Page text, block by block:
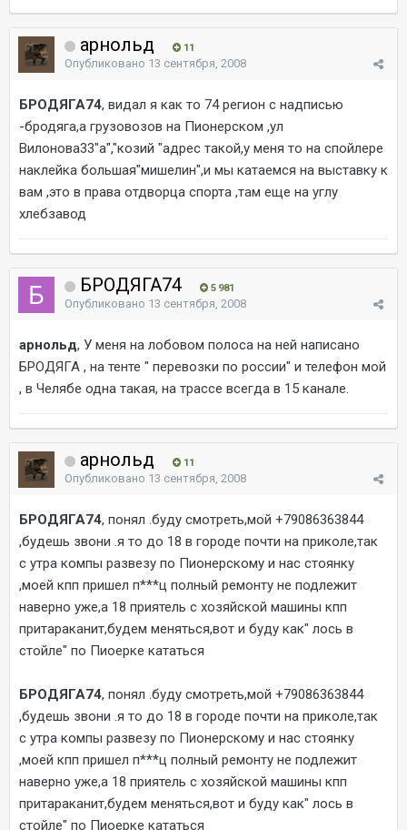
арнольд 11
Опубликовано 13 сентября, 2008
БРОДЯГА74, видал я как то 74 регион с надписью
-бродяга,а грузовозов на Пионерском ,ул
Вилонова33"а","козий "адрес такой,у меня то на спойлере
наклейка большая"мишелин",и мы катаемся на выставку к
вам ,это в права отдворца спорта ,там еще на углу
хлебзавод
БРОДЯГА74 5 981
Опубликовано 13 сентября, 2008
арнольд, У меня на лобовом полоса на ней написано
БРОДЯГА , на тенте " перевозки по россии" и телефон мой
, в Челябе одна такая, на трассе всегда в 15 канале.
арнольд 11
Опубликовано 13 сентября, 2008
БРОДЯГА74, понял .буду смотреть,мой +79086363844
,будешь звони .я то до 18 в городе почти на приколе,так
с утра компы развезу по Пионерскому и нас стоянку
,моей кпп пришел п***ц полный ремонту не подлежит
наверно уже,а 18 приятель с хозяйской машины кпп
притараканит,будем меняться,вот и буду как" лось в
стойле" по Пиоерке кататься
БРОДЯГА74, понял .буду смотреть,мой +79086363844
,будешь звони .я то до 18 в городе почти на приколе,так
с утра компы развезу по Пионерскому и нас стоянку
,моей кпп пришел п***ц полный ремонту не подлежит
наверно уже,а 18 приятель с хозяйской машины кпп
притараканит,будем меняться,вот и буду как" лось в
стойле" по Пиоерке кататься